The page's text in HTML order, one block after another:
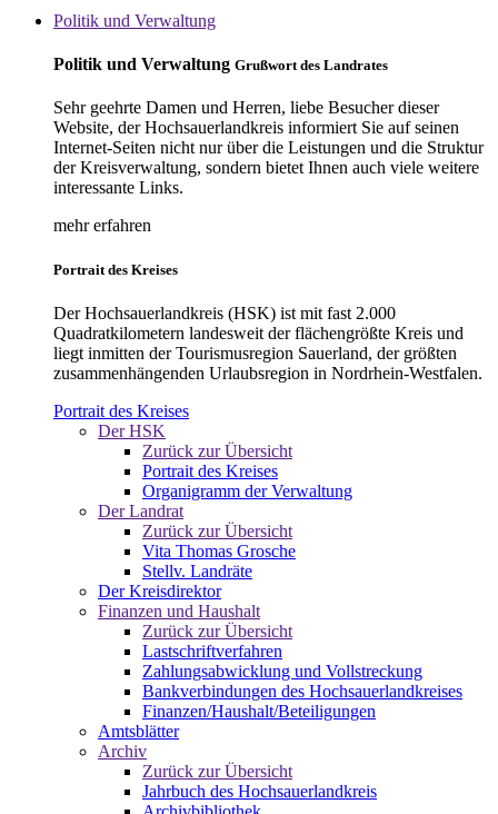
Politik und Verwaltung
Politik und Verwaltung Grußwort des Landrates
Sehr geehrte Damen und Herren, liebe Besucher dieser
Website, der Hochsauerlandkreis informiert Sie auf seinen
Internet-Seiten nicht nur über die Leistungen und die Struktur
der Kreisverwaltung, sondern bietet Ihnen auch viele weitere
interessante Links.
mehr erfahren
Portrait des Kreises
Der Hochsauerlandkreis (HSK) ist mit fast 2.000
Quadratkilometern landesweit der flächengrößte Kreis und
liegt inmitten der Tourismusregion Sauerland, der größten
zusammenhängenden Urlaubsregion in Nordrhein-Westfalen.
Portrait des Kreises
Der HSK
Zurück zur Übersicht
Portrait des Kreises
Organigramm der Verwaltung
Der Landrat
Zurück zur Übersicht
Vita Thomas Grosche
Stellv. Landräte
Der Kreisdirektor
Finanzen und Haushalt
Zurück zur Übersicht
Lastschriftverfahren
Zahlungsabwicklung und Vollstreckung
Bankverbindungen des Hochsauerlandkreises
Finanzen/Haushalt/Beteiligungen
Amtsblätter
Archiv
Zurück zur Übersicht
Jahrbuch des Hochsauerlandkreis